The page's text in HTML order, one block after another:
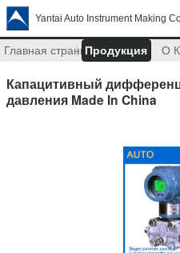
Yantai Auto Instrument Making
Главная страницаПродукция О
Капацитивный
давления Made In China